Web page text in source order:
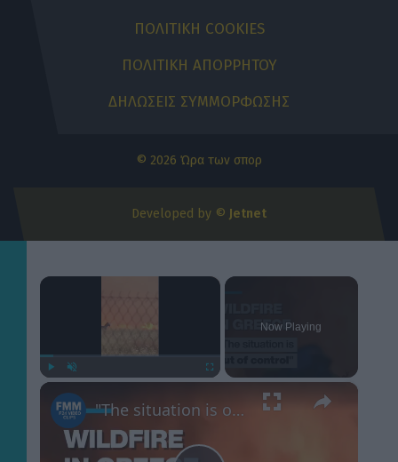
ΠΟΛΙΤΙΚΗ COOKIES
ΠΟΛΙΤΙΚΗ ΑΠΟΡΡΗΤΟΥ
ΔΗΛΩΣΕΙΣ ΣΥΜΜΟΡΦΩΣΗΣ
© 2026 Ώρα των σπορ
Developed by © Jetnet
×
Now Playing
×
"The situation is out of control": Greek firefighters battle wildfire for fourth day